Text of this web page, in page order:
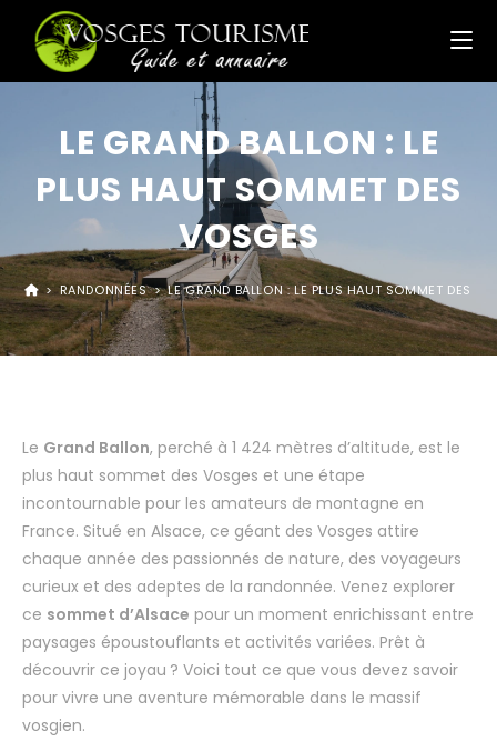
LE GRAND BALLON : LE
PLUS HAUT SOMMET DES
VOSGES
> RANDONNÉES > LE GRAND BALLON : LE PLUS HAUT SOMMET DES
Le Grand Ballon, perché à 1 424 mètres d’altitude, est le
plus haut sommet des Vosges et une étape
incontournable pour les amateurs de montagne en
France. Situé en Alsace, ce géant des Vosges attire
chaque année des passionnés de nature, des voyageurs
curieux et des adeptes de la randonnée. Venez explorer
ce sommet d’Alsace pour un moment enrichissant entre
paysages époustouflants et activités variées. Prêt à
découvrir ce joyau ? Voici tout ce que vous devez savoir
pour vivre une aventure mémorable dans le massif
vosgien.